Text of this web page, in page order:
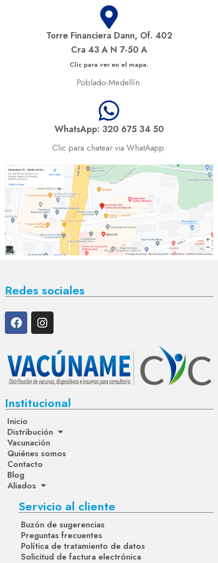
Torre Financiera Dann, Of. 402
Cra 43 A N 7-50 A
Clic para ver en el mapa.
Poblado-Medellín.
WhatsApp: 320 675 34 50
Clic para chatear via WhatAapp.
Redes sociales
Institucional
Inicio
Distribución
Vacunación
Quiénes somos
Contacto
Blog
Aliados
Servicio al cliente
Buzón de sugerencias
Preguntas frecuentes
Política de tratamiento de datos
Solicitud de factura electrónica